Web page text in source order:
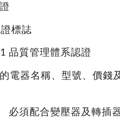
標誌
品質管理體系認證
電器名稱、型號、價錢
必須配合變壓器及轉插